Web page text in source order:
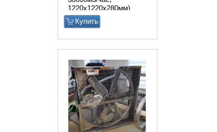
1220х1220х280мм)
Купить